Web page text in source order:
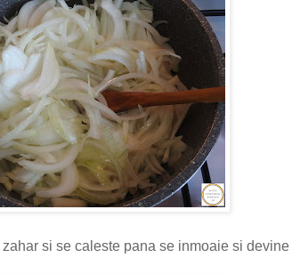
si se caleste pana se inmoaie si devine